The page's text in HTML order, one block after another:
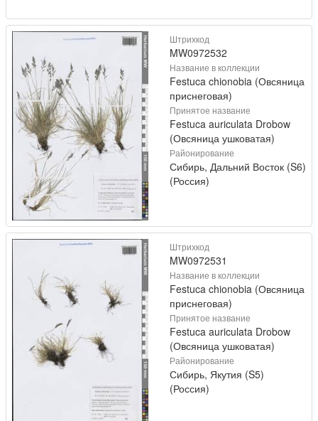
Штрихкод
MW0972532
Название в коллекции
Festuca chionobia (Овсяница
приснеговая)
Принятое название
Festuca auriculata Drobow
(Овсяница ушковатая)
Районирование
Сибирь, Дальний Восток (S6)
(Россия)
Штрихкод
MW0972531
Название в коллекции
Festuca chionobia (Овсяница
приснеговая)
Принятое название
Festuca auriculata Drobow
(Овсяница ушковатая)
Районирование
Сибирь, Якутия (S5)
(Россия)